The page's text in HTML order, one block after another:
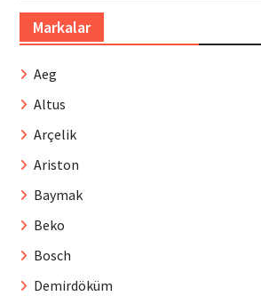
Markalar
Aeg
Altus
Arçelik
Ariston
Baymak
Beko
Bosch
Demirdöküm